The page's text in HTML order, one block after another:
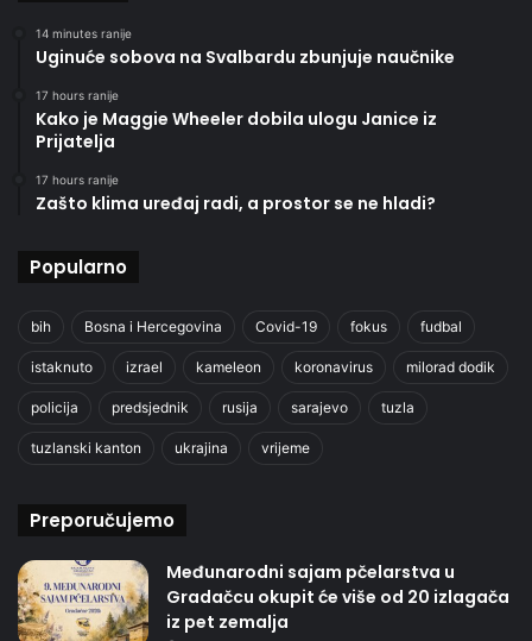
14 minutes ranije
Uginuće sobova na Svalbardu zbunjuje naučnike
17 hours ranije
Kako je Maggie Wheeler dobila ulogu Janice iz
Prijatelja
17 hours ranije
Zašto klima uređaj radi, a prostor se ne hladi?
Popularno
bih Bosna i Hercegovina Covid-19 fokus fudbal
istaknuto izrael kameleon koronavirus milorad dodik
policija predsjednik rusija sarajevo tuzla
tuzlanski kanton ukrajina vrijeme
Preporučujemo
Međunarodni sajam pčelarstva u
Gradačcu okupit će više od 20 izlagača
iz pet zemalja